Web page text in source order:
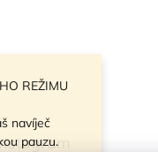
REŽIMU
navíječ
pauzu.